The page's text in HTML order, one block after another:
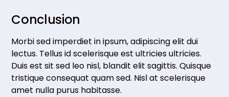
Conclusion
Morbi sed imperdiet in ipsum, adipiscing elit dui
lectus. Tellus id scelerisque est ultricies ultricies.
Duis est sit sed leo nisl, blandit elit sagittis. Quisque
tristique consequat quam sed. Nisl at scelerisque
amet nulla purus habitasse.